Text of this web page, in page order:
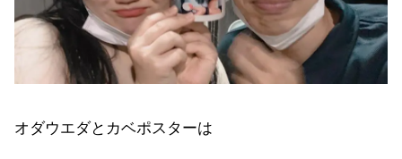
オダウエダとカベポスターは